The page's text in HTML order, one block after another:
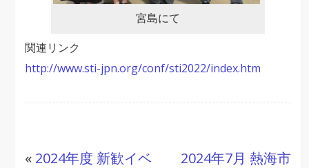
宮島にて
関連リンク
http://www.sti-jpn.org/conf/sti2022/index.htm
« 2024年度 新歓イベ
2024年7月 熱海市